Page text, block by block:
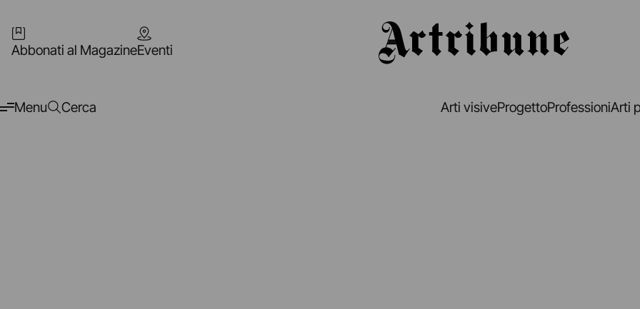
Abbonati al MagazineEventi
Menu Cerca Arti visiveProgettoProfessioniArti